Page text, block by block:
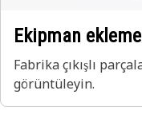
Ekipman
Fabrika çıkışlı
görüntüleyin.